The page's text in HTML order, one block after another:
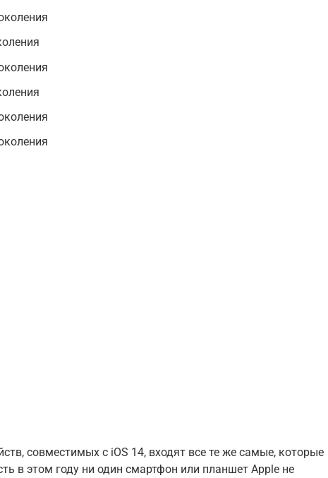
совместимых с iOS 14, входят все те же самые, которые
в этом году ни один смартфон или планшет Apple не